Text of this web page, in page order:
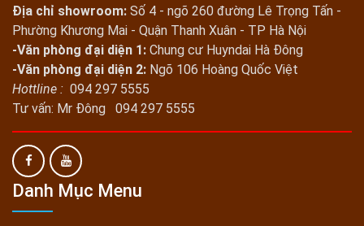
Địa chỉ showroom: Số 4 - ngõ 260 đường Lê Trọng Tấn -
Phường Khương Mai - Quận Thanh Xuân - TP Hà Nội
-Văn phòng đại diện 1: Chung cư Huyndai Hà Đông
-Văn phòng đại diện 2: Ngõ 106 Hoàng Quốc Việt
Hottline : 094 297 5555
Tư vấn: Mr Đông 094 297 5555
Danh Mục Menu